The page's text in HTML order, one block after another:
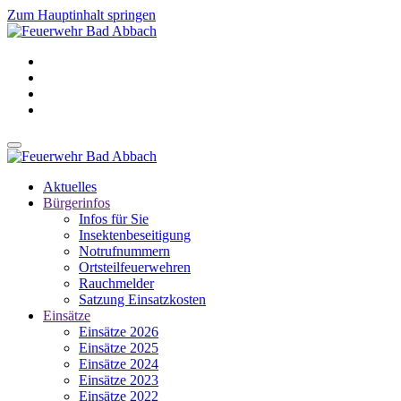
Zum Hauptinhalt springen
Aktuelles
Bürgerinfos
Infos für Sie
Insektenbeseitigung
Notrufnummern
Ortsteilfeuerwehren
Rauchmelder
Satzung Einsatzkosten
Einsätze
Einsätze 2026
Einsätze 2025
Einsätze 2024
Einsätze 2023
Einsätze 2022